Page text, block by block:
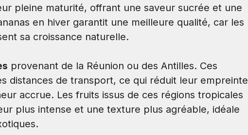
pleine maturité, offrant une saveur sucrée et une
en hiver garantit une meilleure qualité, car les
sa croissance naturelle.
provenant de la Réunion ou des Antilles. Ces
distances de transport, ce qui réduit leur empreinte
accrue. Les fruits issus de ces régions tropicales
plus intense et une texture plus agréable, idéale